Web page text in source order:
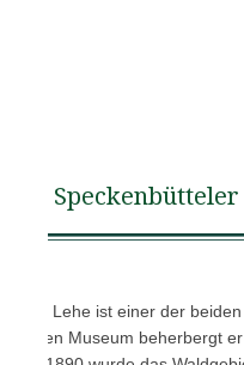
Lehe ist einer der
Museum beherbergt